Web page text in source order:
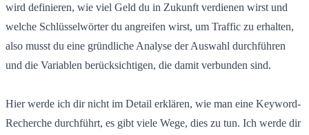
wird definieren, wie viel Geld du in Zukunft verdienen wirst und
welche Schlüsselwörter du angreifen wirst, um Traffic zu erhalten,
also musst du eine gründliche Analyse der Auswahl durchführen
und die Variablen berücksichtigen, die damit verbunden sind.
Hier werde ich dir nicht im Detail erklären, wie man eine Keyword-
Recherche durchführt, es gibt viele Wege, dies zu tun. Ich werde dir